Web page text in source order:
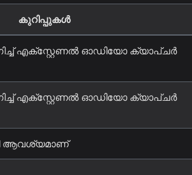
കുറിപ്പുകൾ
എക്സ്റ്റേണൽ ഓഡിയോ ക്യാപ്ചർ
എക്സ്റ്റേണൽ ഓഡിയോ ക്യാപ്ചർ
ആവശ്യമാണ്